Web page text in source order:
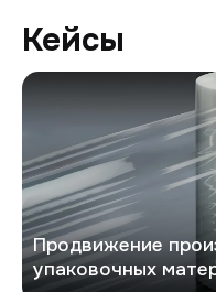
Кейсы
Уралпак
Продвижение
упаковочных